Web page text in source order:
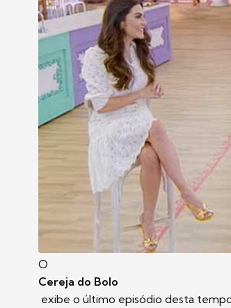
O
Cereja do Bolo
exibe o último episódio desta